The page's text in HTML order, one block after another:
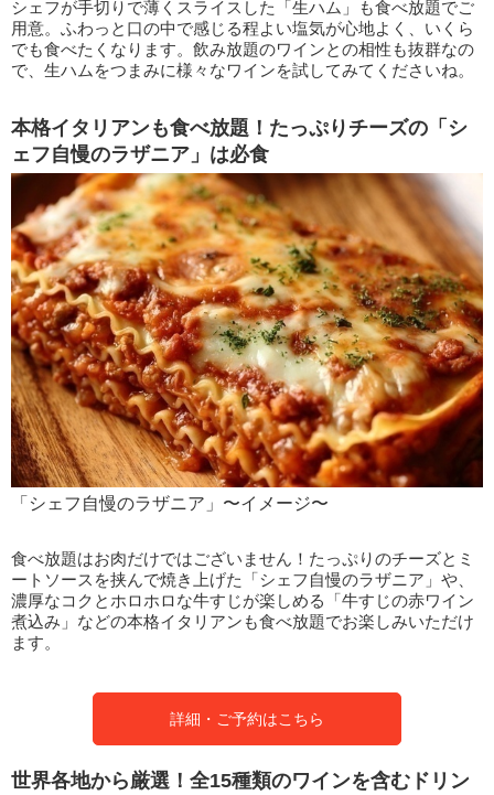
シェフが手切りで薄くスライスした「生ハム」も食べ放題でご
用意。ふわっと口の中で感じる程よい塩気が心地よく、いくら
でも食べたくなります。飲み放題のワインとの相性も抜群なの
で、生ハムをつまみに様々なワインを試してみてくださいね。
本格イタリアンも食べ放題！たっぷりチーズの「シ
ェフ自慢のラザニア」は必食
「シェフ自慢のラザニア」〜イメージ〜
食べ放題はお肉だけではございません！たっぷりのチーズとミ
ートソースを挟んで焼き上げた「シェフ自慢のラザニア」や、
濃厚なコクとホロホロな牛すじが楽しめる「牛すじの赤ワイン
煮込み」などの本格イタリアンも食べ放題でお楽しみいただけ
ます。
詳細・ご予約はこちら
世界各地から厳選！全15種類のワインを含むドリン